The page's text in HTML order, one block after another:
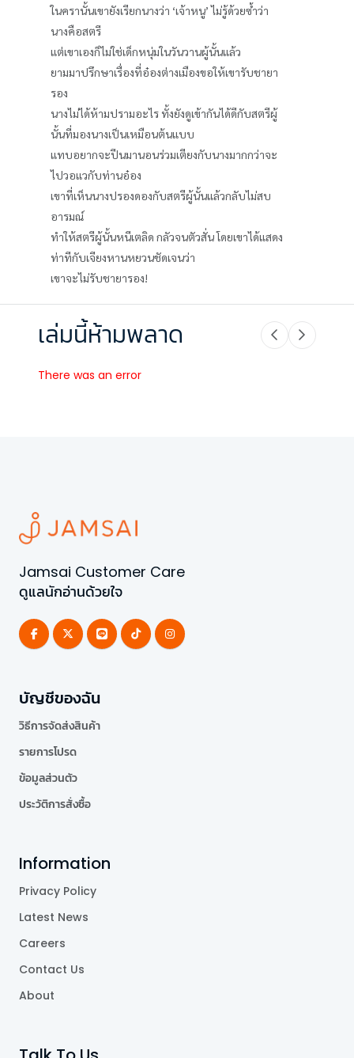
ในครานั้นเขายังเรียกนางว่า ‘เจ้าหนู’ ไม่รู้ด้วยซ้ำว่า
นางคือสตรี
แต่เขาเองก็ไม่ใช่เด็กหนุ่มในวันวานผู้นั้นแล้ว
ยามมาปรึกษาเรื่องที่อ๋องต่างเมืองขอให้เขารับชายา
รอง
นางไม่ได้ห้ามปรามอะไร ทั้งยังดูเข้ากันได้ดีกับสตรีผู้
นั้นที่มองนางเป็นเหมือนต้นแบบ
แทบอยากจะปีนมานอนร่วมเตียงกับนางมากกว่าจะ
ไปวอแวกับท่านอ๋อง
เขาที่เห็นนางปรองดองกับสตรีผู้นั้นแล้วกลับไม่สบ
อารมณ์
ทำให้สตรีผู้นั้นหนีเตลิด กลัวจนตัวสั่น โดยเขาได้แสดง
ท่าทีกับเจียงหานหยวนชัดเจนว่า
เขาจะไม่รับชายารอง!
เล่มนี้ห้ามพลาด
There was an error
Jamsai Customer Care
ดูแลนักอ่านด้วยใจ
บัญชีของฉัน
วิธีการจัดส่งสินค้า
รายการโปรด
ข้อมูลส่วนตัว
ประวัติการสั่งซื้อ
Information
Privacy Policy
Latest News
Careers
Contact Us
About